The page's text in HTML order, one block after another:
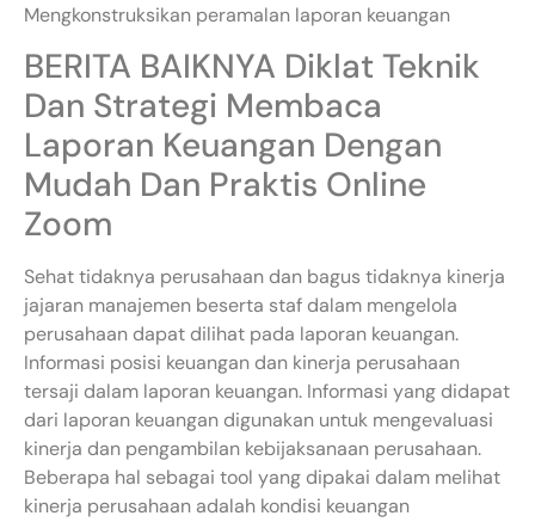
Mengkonstruksikan peramalan laporan keuangan
BERITA BAIKNYA Diklat Teknik
Dan Strategi Membaca
Laporan Keuangan Dengan
Mudah Dan Praktis Online
Zoom
Sehat tidaknya perusahaan dan bagus tidaknya kinerja
jajaran manajemen beserta staf dalam mengelola
perusahaan dapat dilihat pada laporan keuangan.
Informasi posisi keuangan dan kinerja perusahaan
tersaji dalam laporan keuangan. Informasi yang didapat
dari laporan keuangan digunakan untuk mengevaluasi
kinerja dan pengambilan kebijaksanaan perusahaan.
Beberapa hal sebagai tool yang dipakai dalam melihat
kinerja perusahaan adalah kondisi keuangan